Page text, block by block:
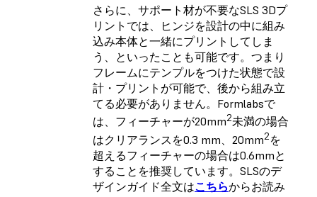
さらに、サポート材が不要なSLS 3Dプ
リントでは、ヒンジを設計の中に組み
込み本体と一緒にプリントしてしま
う、といったことも可能です。つまり
フレームにテンプルをつけた状態で設
計・プリントが可能で、後から組み立
てる必要がありません。Formlabsで
は、フィーチャーが20mm2未満の場合
はクリアランスを0.3 mm、20mm2を
超えるフィーチャーの場合は0.6mmと
することを推奨しています。SLSのデ
ザインガイド全文はこちらからお読み